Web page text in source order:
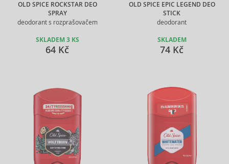
OLD SPICE ROCKSTAR DEO
SPRAY
deodorant s rozprašovačem
SKLADEM 3 KS
64 Kč
OLD SPICE EPIC LEGEND DEO
STICK
deodorant
SKLADEM
74 Kč